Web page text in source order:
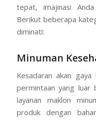
tepat, imajinasi
Berikut beberapa
diminati:
Minuman
Kesadaran akan
permintaan yang luar
layanan maklon
produk dengan